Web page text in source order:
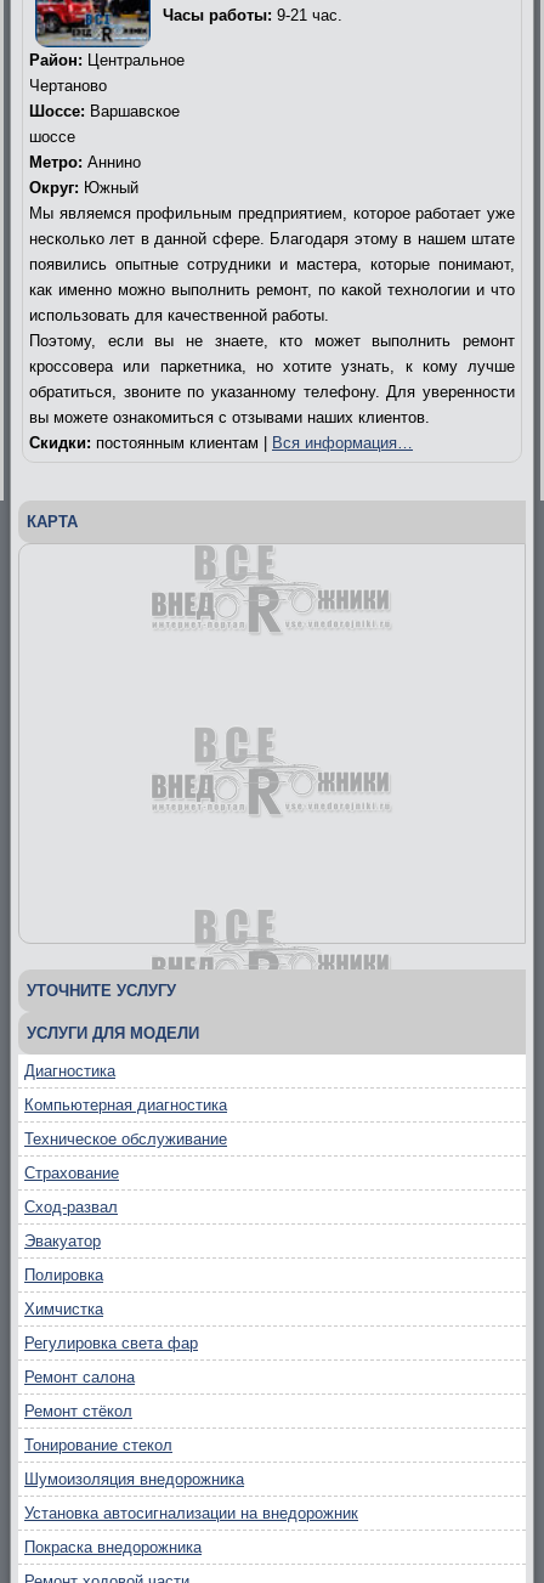
Часы работы: 9-21 час.
Район: Центральное
Чертаново
Шоссе: Варшавское
шоссе
Метро: Аннино
Округ: Южный
Мы являемся профильным предприятием, которое работает уже
несколько лет в данной сфере. Благодаря этому в нашем штате
появились опытные сотрудники и мастера, которые понимают,
как именно можно выполнить ремонт, по какой технологии и что
использовать для качественной работы.
Поэтому, если вы не знаете, кто может выполнить ремонт
кроссовера или паркетника, но хотите узнать, к кому лучше
обратиться, звоните по указанному телефону. Для уверенности
вы можете ознакомиться с отзывами наших клиентов.
Скидки: постоянным клиентам | Вся информация…
КАРТА
УТОЧНИТЕ УСЛУГУ
УСЛУГИ ДЛЯ МОДЕЛИ
Диагностика
Компьютерная диагностика
Техническое обслуживание
Страхование
Сход-развал
Эвакуатор
Полировка
Химчистка
Регулировка света фар
Ремонт салона
Ремонт стёкол
Тонирование стекол
Шумоизоляция внедорожника
Установка автосигнализации на внедорожник
Покраска внедорожника